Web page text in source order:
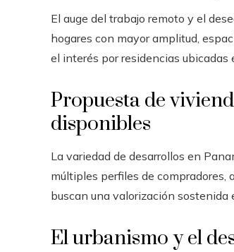
El auge del trabajo remoto y el
hogares con mayor amplitud,
el interés por residencias
Propuesta de
disponibles
La variedad de desarrollos en
múltiples perfiles de
buscan una valorización sostenida
El urbanismo y el